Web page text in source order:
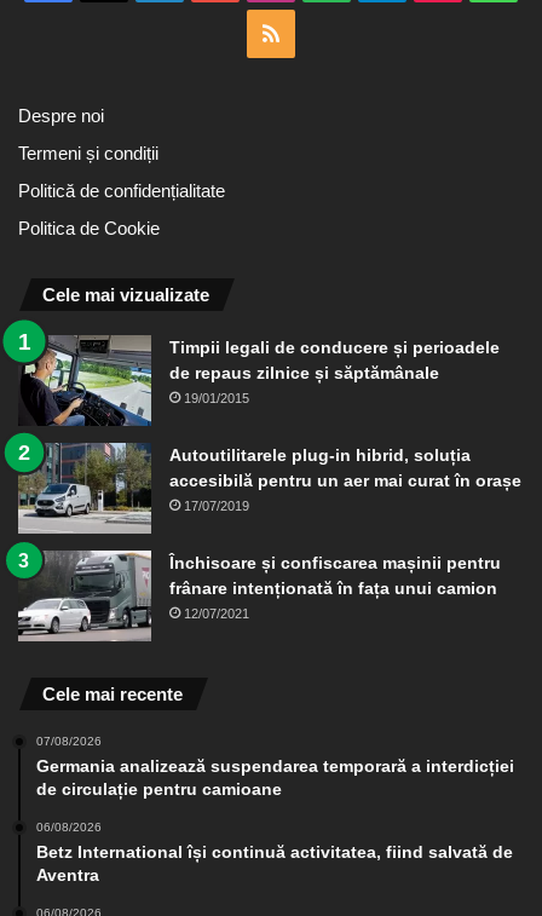
Despre noi
Termeni și condiții
Politică de confidențialitate
Politica de Cookie
Cele mai vizualizate
Timpii legali de conducere și perioadele
de repaus zilnice și săptămânale
19/01/2015
Autoutilitarele plug-in hibrid, soluția
accesibilă pentru un aer mai curat în orașe
17/07/2019
Închisoare și confiscarea mașinii pentru
frânare intenționată în fața unui camion
12/07/2021
Cele mai recente
07/08/2026
Germania analizează suspendarea temporară a interdicției
de circulație pentru camioane
06/08/2026
Betz International își continuă activitatea, fiind salvată de
Aventra
06/08/2026